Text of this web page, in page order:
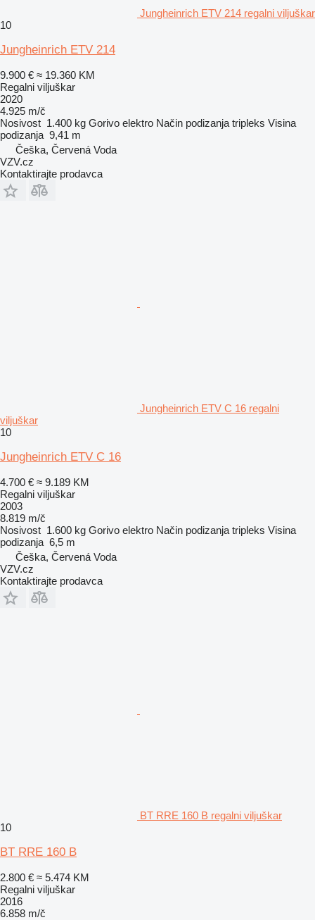
Jungheinrich ETV 214 regalni viljuškar
10
Jungheinrich ETV 214
9.900 € ≈ 19.360 KM
Regalni viljuškar
2020
4.925 m/č
Nosivost 1.400 kg Gorivo elektro Način podizanja tripleks Visina
podizanja 9,41 m
Češka, Červená Voda
VZV.cz
Kontaktirajte prodavca
Jungheinrich ETV C 16 regalni
viljuškar
10
Jungheinrich ETV C 16
4.700 € ≈ 9.189 KM
Regalni viljuškar
2003
8.819 m/č
Nosivost 1.600 kg Gorivo elektro Način podizanja tripleks Visina
podizanja 6,5 m
Češka, Červená Voda
VZV.cz
Kontaktirajte prodavca
BT RRE 160 B regalni viljuškar
10
BT RRE 160 B
2.800 € ≈ 5.474 KM
Regalni viljuškar
2016
6.858 m/č